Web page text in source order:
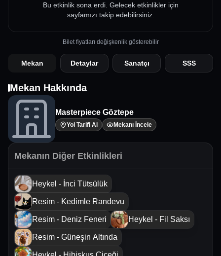
Bu etkinlik sona erdi. Gelecek etkinlikler için
sayfamızı takip edebilirsiniz.
Bilet fiyatları değişkenlik gösterebilir
Mekan Detaylar Sanatçı SSS
Mekan Hakkında
Masterpiece Göztepe
Yol Tarifi Al Mekanı İncele
Mekanın Diğer Etkinlikleri
Heykel - İnci Tütsülük
Resim - Kedimle Randevu
Resim - Deniz Feneri Heykel - Fil Saksı
Resim - Güneşin Altında